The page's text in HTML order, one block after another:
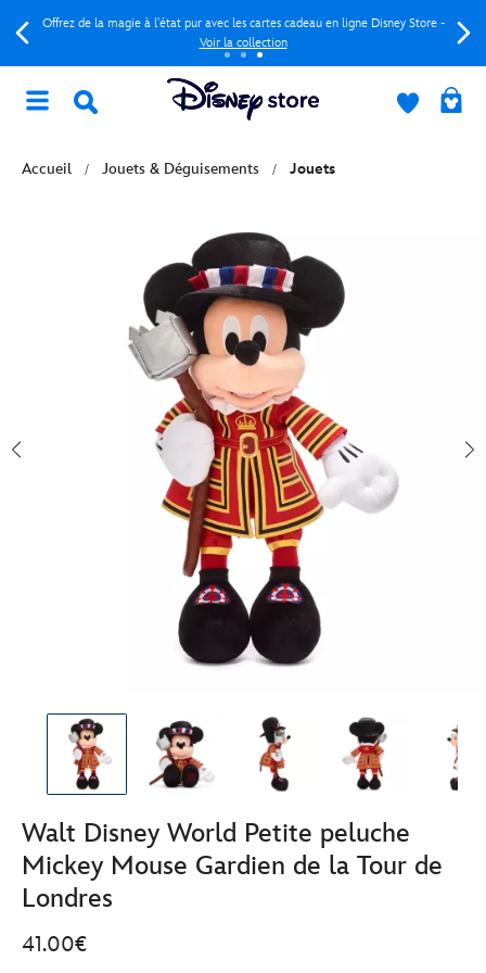
Offrez de la magie à l'état pur avec les cartes cadeau en ligne Disney Store -
Voir la collection
Accueil Jouets & Déguisements Jouets
Walt Disney World Petite peluche
Mickey Mouse Gardien de la Tour de
Londres
41.00€